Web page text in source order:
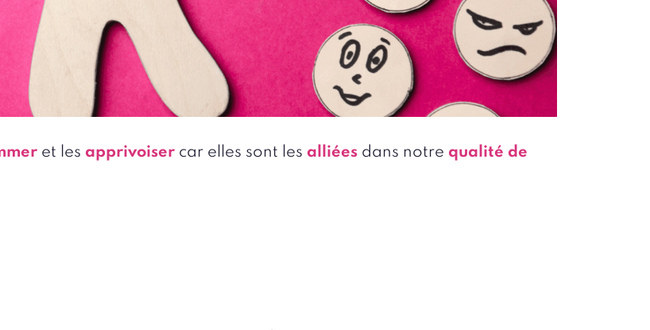
et les apprivoiser car elles sont les alliées dans notre qualité de